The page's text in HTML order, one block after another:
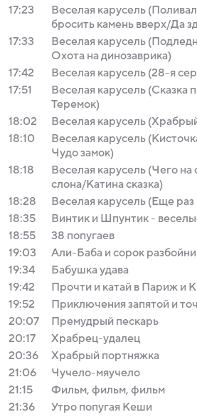
17:23
Веселая карусель
бросить камень вверх/Да
17:33
Веселая карусель
Охота на динозаврика)
17:42
Веселая карусель (28-я
17:51
Веселая карусель (Сказка
Теремок)
18:02
Веселая карусель
18:10
Веселая карусель
Чудо замок)
18:18
Веселая карусель (Чего на
слона/Катина сказка)
18:28
Веселая карусель (Еще
18:35
Винтик и Шпунтик -
18:55
38 попугаев
19:03
Али-Баба и сорок
19:34
Бабушка удава
19:42
Прочти и катай в Париж и
19:52
Приключения запятой и
20:07
Премудрый пескарь
20:17
Храбрец-удалец
20:36
Храбрый портняжка
21:06
Чучело-мяучело
21:15
Фильм, фильм, фильм
21:36
Утро попугая Кеши